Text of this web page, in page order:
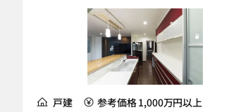
戸建 参考価格 1,000万円以上